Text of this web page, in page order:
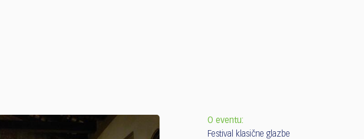
O eventu:
Festival klasične glazbe